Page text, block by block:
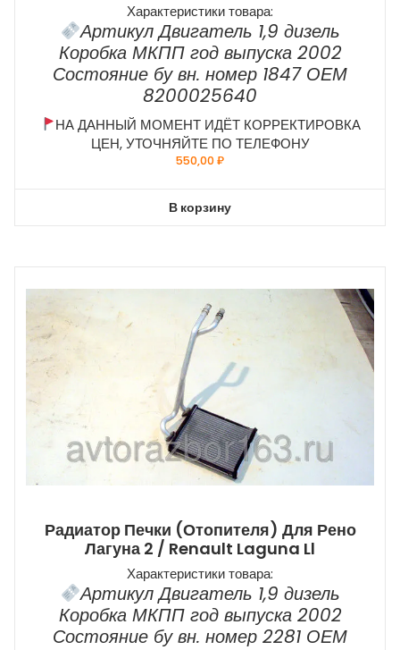
Характеристики товара:
Артикул Двигатель 1,9 дизель
Коробка МКПП год выпуска 2002
Состояние бу вн. номер 1847 ОЕМ
8200025640
НА ДАННЫЙ МОМЕНТ ИДЁТ КОРРЕКТИРОВКА
ЦЕН, УТОЧНЯЙТЕ ПО ТЕЛЕФОНУ
550,00₽
В корзину
Радиатор Печки (отопителя) Для Рено
Лагуна 2 / Renault Laguna Ll
Характеристики товара:
Артикул Двигатель 1,9 дизель
Коробка МКПП год выпуска 2002
Состояние бу вн. номер 2281 ОЕМ